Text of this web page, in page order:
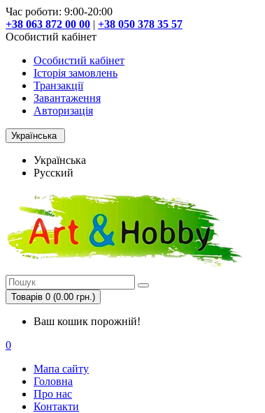
Час роботи: 9:00-20:00
+38 063 872 00 00 | +38 050 378 35 57
Особистий кабінет
Особистий кабінет
Історія замовлень
Транзакції
Завантаження
Авторизація
Українська
Українська
Русский
Товарів 0 (0.00 грн.)
Ваш кошик порожній!
0
Мапа сайту
Головна
Про нас
Контакти